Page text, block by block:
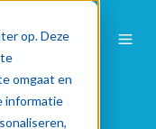
op. Deze
omgaat en
informatie